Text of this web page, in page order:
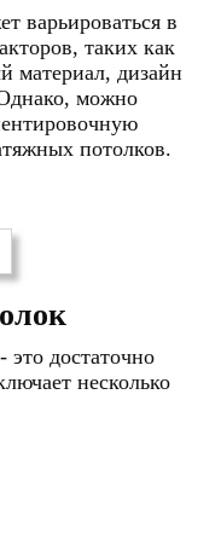
варьироваться в
таких как
материал, дизайн
можно
потолков.
достаточно
несколько